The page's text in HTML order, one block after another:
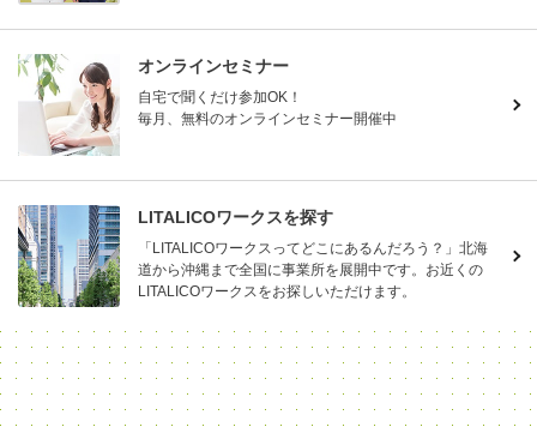
オンラインセミナー
自宅で聞くだけ参加OK！
毎月、無料のオンラインセミナー開催中
LITALICOワークスを探す
「LITALICOワークスってどこにあるんだろう？」北海
道から沖縄まで全国に事業所を展開中です。お近くの
LITALICOワークスをお探しいただけます。